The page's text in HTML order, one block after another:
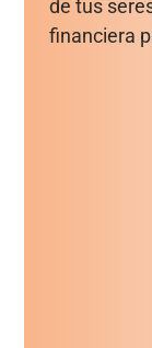
de tus
financiera